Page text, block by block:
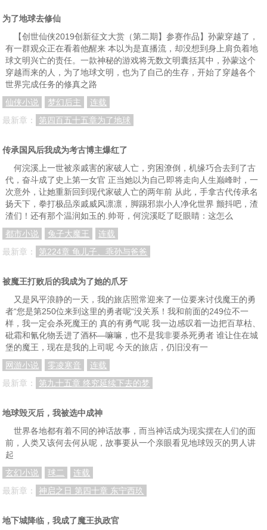
第0048章 SSS级能力
第0051章 变异怪物 第0052章 六人小队与魔鬼 开个单章
第0053章 死亡的恐惧 第0054章 魔神之躯 第0055章 这个时代的英雄
第0056章 我在养虎为患？！
第0059章 异次元的人 第0060章 系统排出
第0062章 雪花牛肉
第0065章 狩猎S级 第0066章 双足飞龙
第0068章 神秘男子 第0069章 第0070章 低素质的恶魔
第0071章 面具男 第0072章 欲望 第0073章 监视
第0074章 行动 第0075章 战神之力 第0076章 战神之力（2）
为了地球去修仙
【创世仙侠2019创新征文大赏（第二期】参赛作品】孙蒙穿越了，
有一群观众正在看着他醒来 本以为是直播流，却没想到身上肩负着地
球文明兴亡的责任。一款神秘的游戏将无数文明囊括其中，孙蒙这个
穿越而来的人，为了地球文明，也为了自己的生存，开始了穿越各个
世界完成任务的修真之路
仙侠小说
梦幻后主
连载
最新章：
第四百五十五章为了地球
传承国风后我成为考古博主爆红了
何浣溪上一世被亲戚害的家破人亡，穷困潦倒，机缘巧合去到了古
代，奋斗成了史上第一女官 正当她以为自己即将走向人生巅峰时，一
次意外，让她重新回到现代家破人亡的两年前 从此，手拿古代传承名
扬天下，拳打极品亲戚威风凛凛，脚踢邪祟小人净化世界 颤抖吧，渣
渣们！还有那个温润如玉的.帅哥，何浣溪眨了眨眼睛：这怎么
都市小说
兔子大魔王
连载
最新章：
第224章 龟儿子、乖孙与爸爸
被魔王打败后的我成为了她的爪牙
又是风平浪静的一天，我的旅店照常迎来了一位要来讨伐魔王的勇
者“您是第250位来到这里的勇者呢“没关系！我和前面的249位不一
样，我一定会杀死魔王的 真的有勇气呢 我一边感叹着一边把百草枯、
砒霜和氰化物丢进了酒杯—嘛嘛，也不是我非要杀死勇者 谁让住在城
堡的魔王，现在是我的上司呢 今天的旅店，仍旧没有一
网游小说
零凌寒音
连载
最新章：
第九十五章 终究延续下去的梦
地球毁灭后，我被选中成神
世界各地都有着不同的神话故事，而当神话成为现实摆在人们的面
前，人类又该何去何从呢，故事要从一个亲眼看见地球毁灭的男人讲
起
玄幻小说
球二
连载
最新章：
神启之日 第四十章 东宁西玖
地下城降临，我成了魔王执政官